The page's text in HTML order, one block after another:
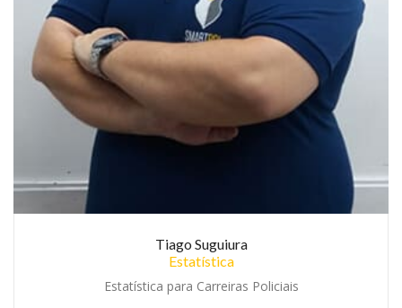
Tiago Suguiura
Estatística
Estatística para Carreiras Policiais